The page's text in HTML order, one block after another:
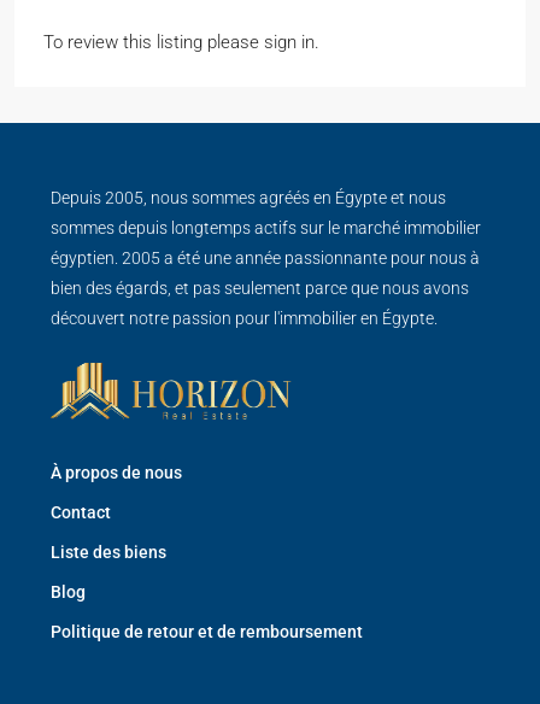
To review this listing please sign in.
Depuis 2005, nous sommes agréés en Égypte et nous
sommes depuis longtemps actifs sur le marché immobilier
égyptien. 2005 a été une année passionnante pour nous à
bien des égards, et pas seulement parce que nous avons
découvert notre passion pour l'immobilier en Égypte.
À propos de nous
Contact
Liste des biens
Blog
Politique de retour et de remboursement